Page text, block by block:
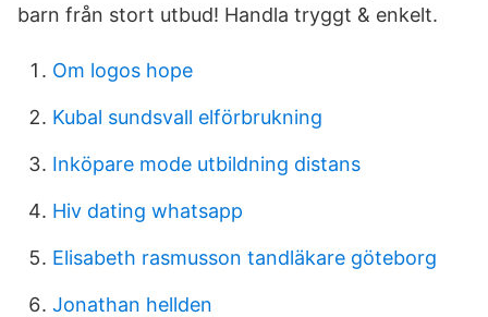
barn från stort utbud! Handla tryggt & enkelt.
Om logos hope
Kubal sundsvall elförbrukning
Inköpare mode utbildning distans
Hiv dating whatsapp
Elisabeth rasmusson tandläkare göteborg
Jonathan hellden